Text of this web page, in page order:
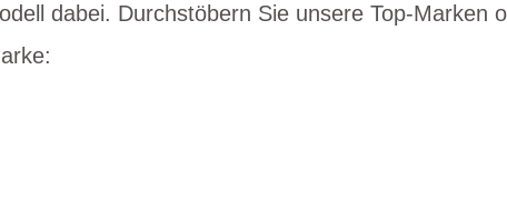
dabei. Durchstöbern Sie unsere Top-